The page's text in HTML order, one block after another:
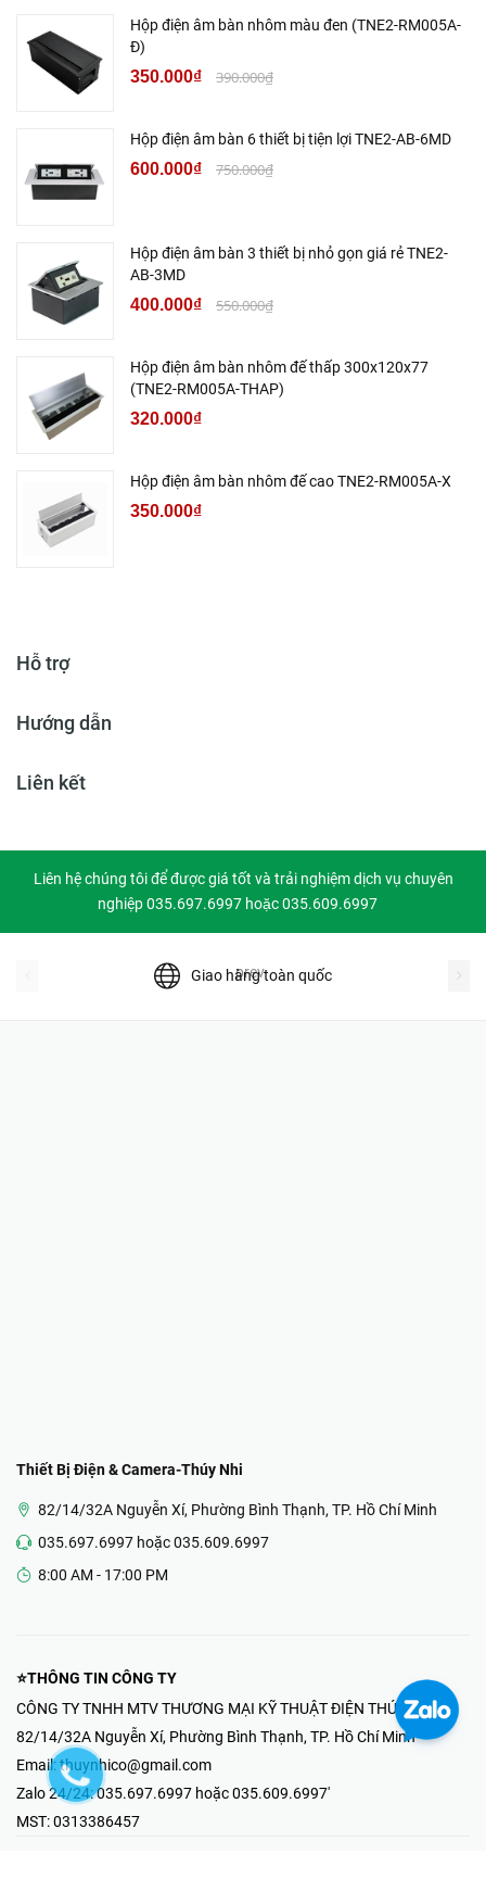
Hộp điện âm bàn nhôm màu đen (TNE2-RM005A-
Đ)
350.000₫ 390.000₫
Hộp điện âm bàn 6 thiết bị tiện lợi TNE2-AB-6MD
600.000₫ 750.000₫
Hộp điện âm bàn 3 thiết bị nhỏ gọn giá rẻ TNE2-
AB-3MD
400.000₫ 550.000₫
Hộp điện âm bàn nhôm đế thấp 300x120x77
(TNE2-RM005A-THAP)
320.000₫
Hộp điện âm bàn nhôm đế cao TNE2-RM005A-X
350.000₫
Hỗ trợ
Hướng dẫn
Liên kết
Liên hệ chúng tôi để được giá tốt và trải nghiệm dịch vụ chuyên
nghiệp 035.697.6997 hoặc 035.609.6997
Giao hàng toàn quốc
prev
Thiết Bị Điện & Camera-Thúy Nhi
82/14/32A Nguyễn Xí, Phường Bình Thạnh, TP. Hồ Chí Minh
035.697.6997 hoặc 035.609.6997
8:00 AM - 17:00 PM
⭐THÔNG TIN CÔNG TY
CÔNG TY TNHH MTV THƯƠNG MẠI KỸ THUẬT ĐIỆN THÚY NHI
82/14/32A Nguyễn Xí, Phường Bình Thạnh, TP. Hồ Chí Minh
Email: thuynhico@gmail.com
Zalo 24/24:035.697.6997 hoặc 035.609.6997'
MST:0313386457